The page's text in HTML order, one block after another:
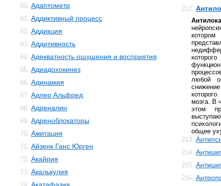
60. Адаптометр
61. Аддиктивный процесс
62. Аддикция
63. Аддитивность
64. Адекватность ощущения и восприятия
65. Адиадохокинез
66. Адинамия
67. Адлер Альфред
68. Адреналин
69. Адреноблокаторы
70. Ажитация
71. Айзенк Ганс Юрген
72. Акайрия
73. Акалькулия
212.
любой
мозга. В
этом
общее
213.
214.
215.
216.